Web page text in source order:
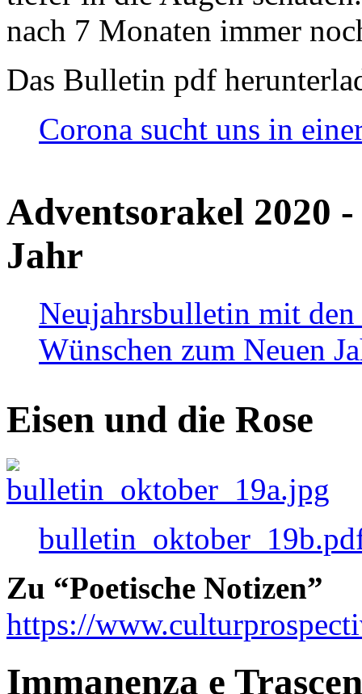
nach 7 Monaten immer
Das Bulletin pdf
Corona sucht uns in
Adventsorakel 2020
Jahr
Neujahrsbulletin mit den
Wünschen zum Neuen
Eisen und die Rose
Zu “Poetische Notizen”
https://
Immanenza e